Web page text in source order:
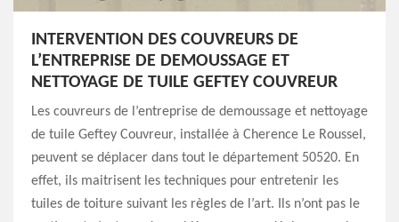
INTERVENTION DES COUVREURS DE
L’ENTREPRISE DE DEMOUSSAGE ET
NETTOYAGE DE TUILE GEFTEY COUVREUR
Les couvreurs de l’entreprise de demoussage et nettoyage
de tuile Geftey Couvreur, installée à Cherence Le Roussel,
peuvent se déplacer dans tout le département 50520. En
effet, ils maitrisent les techniques pour entretenir les
tuiles de toiture suivant les règles de l’art. Ils n’ont pas le